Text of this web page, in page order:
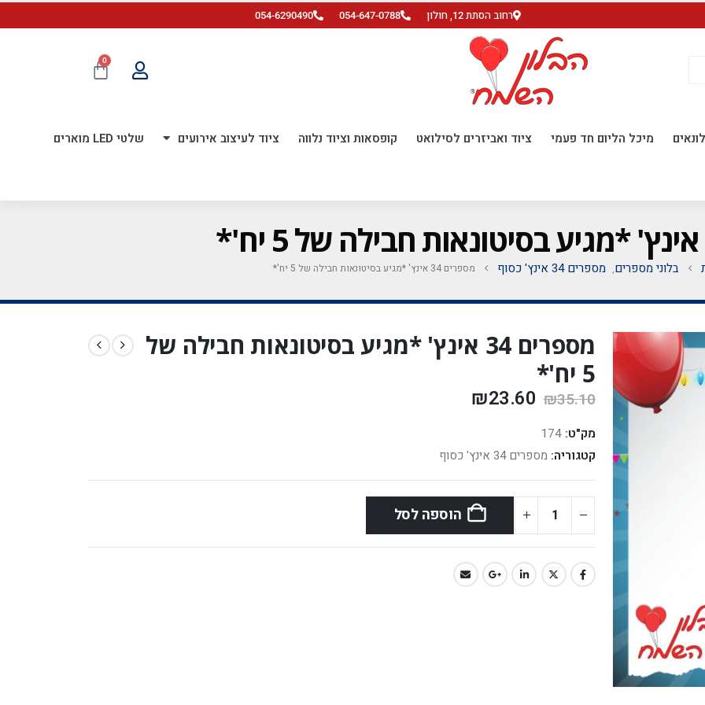
רחוב הסתת 12, חולון 054-647-0788
054-6290490
0
מיכל הליום חד פעמי ציוד ואביזרים לסילואט קופסאות וציוד נלווה ציוד לעיצוב אירועים שלטי LED מוארים
בלוני מספרים, מספרים 34 אינץ' כסוף מספרים 34 אינץ' *מגיע בסיטונאות חבילה של 5 יח'*
מספרים 34 אינץ' *מגיע בסיטונאות חבילה של
5 יח'*
₪35.10
₪23.60
מק"ט: 174
קטגוריה: מספרים 34 אינץ' כסוף
הוספה לסל